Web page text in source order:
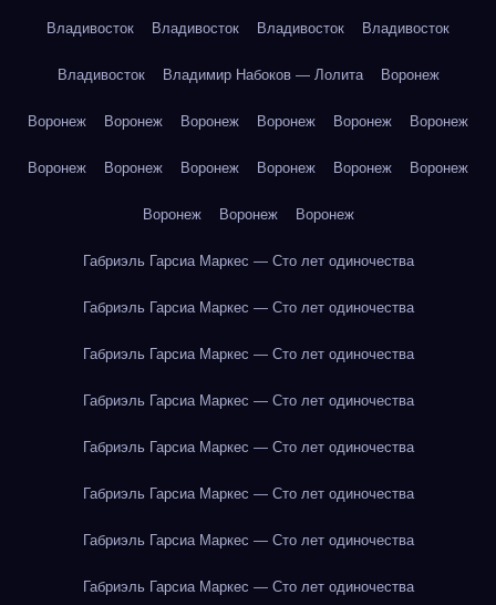
Владивосток Владивосток Владивосток Владивосток
Владивосток Владимир Набоков — Лолита Воронеж
Воронеж Воронеж Воронеж Воронеж Воронеж Воронеж
Воронеж Воронеж Воронеж Воронеж Воронеж Воронеж
Воронеж Воронеж Воронеж
Габриэль Гарсиа Маркес — Сто лет одиночества
Габриэль Гарсиа Маркес — Сто лет одиночества
Габриэль Гарсиа Маркес — Сто лет одиночества
Габриэль Гарсиа Маркес — Сто лет одиночества
Габриэль Гарсиа Маркес — Сто лет одиночества
Габриэль Гарсиа Маркес — Сто лет одиночества
Габриэль Гарсиа Маркес — Сто лет одиночества
Габриэль Гарсиа Маркес — Сто лет одиночества